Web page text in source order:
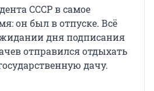
СССР в самое
он был в отпуске. Всё
дня подписания
отправился отдыхать
дачу.